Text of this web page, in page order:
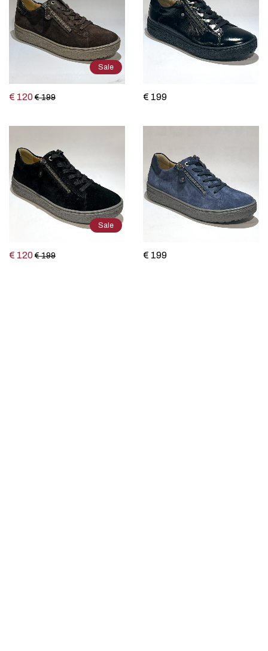
Sale
€ 120 € 199 € 199
Sale
€ 120 € 199 € 199